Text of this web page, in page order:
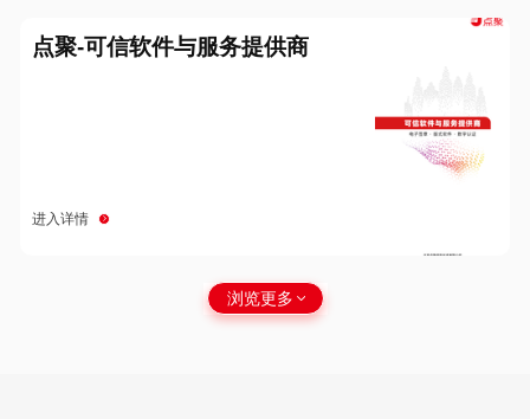
点聚-可信软件与服务提供商
进入详情
浏览更多